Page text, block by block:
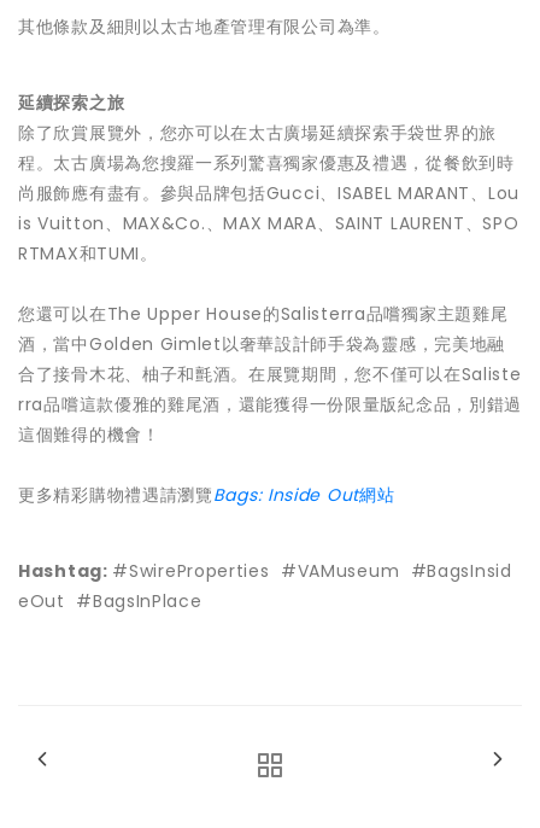
其他條款及細則以太古地產管理有限公司為準。
延續探索之旅
除了欣賞展覽外，您亦可以在太古廣場延續探索手袋世界的旅
程。太古廣場為您搜羅一系列驚喜獨家優惠及禮遇，從餐飲到時
尚服飾應有盡有。參與品牌包括Gucci、ISABEL MARANT、Lou
is Vuitton、MAX&Co.、MAX MARA、SAINT LAURENT、SPO
RTMAX和TUMI。
您還可以在The Upper House的Salisterra品嚐獨家主題雞尾
酒，當中Golden Gimlet以奢華設計師手袋為靈感，完美地融
合了接骨木花、柚子和氈酒。在展覽期間，您不僅可以在Saliste
rra品嚐這款優雅的雞尾酒，還能獲得一份限量版紀念品，別錯過
這個難得的機會！
更多精彩購物禮遇請瀏覽Bags: Inside Out網站
Hashtag: #SwireProperties #VAMuseum #BagsInsid
eOut #BagsInPlace